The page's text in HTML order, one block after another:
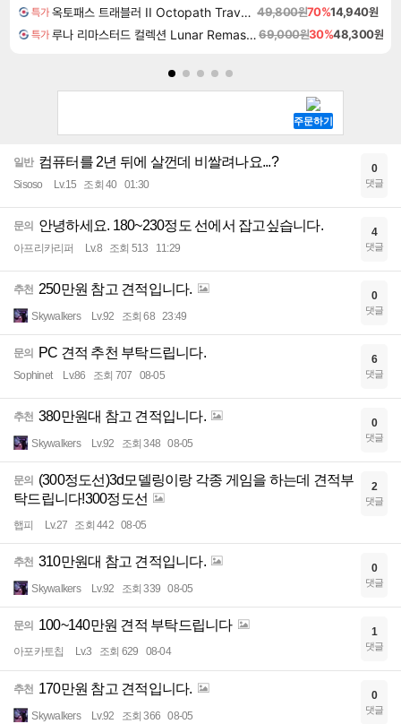
특가 옥토패스 트래블러 II Octopath Traveler II 49,800원70%14,940원
특가 루나 리마스터드 컬렉션 Lunar Remastered Collection69,000원30%48,300원
일반 컴퓨터를 2년 뒤에 살껀데 비쌀려나요...?
Sisoso Lv.15 조회 40 01:30
0
댓글
문의 안녕하세요. 180~230정도 선에서 잡고싶습니다.
아프리카리퍼 Lv.8 조회 513 11:29
4
댓글
추천 250만원 참고 견적입니다.
Skywalkers Lv.92 조회 68 23:49
0
댓글
문의 PC 견적 추천 부탁드립니다.
Sophinet Lv.86 조회 707 08-05
6
댓글
추천 380만원대 참고 견적입니다.
Skywalkers Lv.92 조회 348 08-05
0
댓글
문의
(300정도선)3d모델링이랑 각종 게임을 하는데 견적부
탁드립니다!300정도선
햅피 Lv.27 조회 442 08-05
2
댓글
추천 310만원대 참고 견적입니다.
Skywalkers Lv.92 조회 339 08-05
0
댓글
문의 100~140만원 견적 부탁드립니다
아포카토칩 Lv.3 조회 629 08-04
1
댓글
추천 170만원 참고 견적입니다.
Skywalkers Lv.92 조회 366 08-05
0
댓글